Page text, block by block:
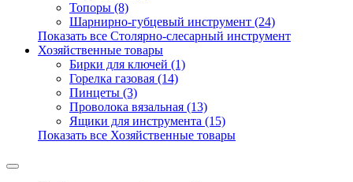
Топоры (8)
Шарнирно-губцевый инструмент (24)
Показать все Столярно-слесарный инструмент
Хозяйственные товары
Бирки для ключей (1)
Горелка газовая (14)
Пинцеты (3)
Проволока вязальная (13)
Ящики для инструмента (15)
Показать все Хозяйственные товары